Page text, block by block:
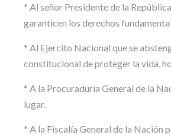
* Al señor Presidente de la
garanticen los derechos
* Al Ejercito Nacional que se
constitucional de proteger la vida,
* A la Procuraduría General de la
lugar.
* A la Fiscalía General de la Nación